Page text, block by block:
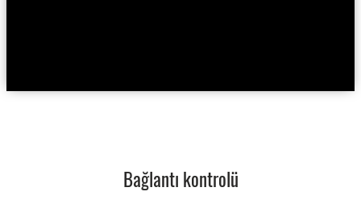
Bağlantı kontrolü